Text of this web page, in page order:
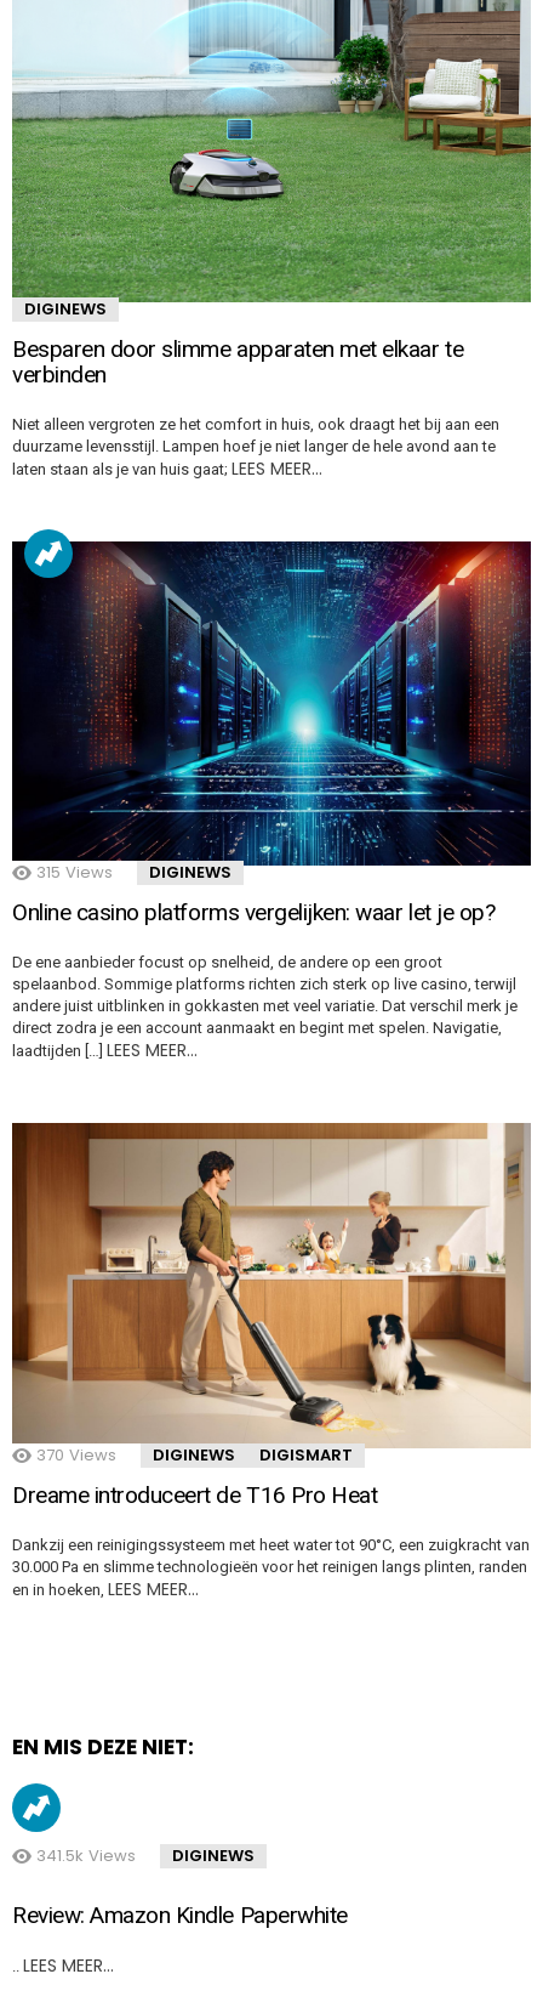
DIGINEWS
Besparen door slimme apparaten met elkaar te
verbinden
Niet alleen vergroten ze het comfort in huis, ook draagt het bij aan een
duurzame levensstijl. Lampen hoef je niet langer de hele avond aan te
laten staan als je van huis gaat; LEES MEER…
315 Views DIGINEWS
Online casino platforms vergelijken: waar let je op?
De ene aanbieder focust op snelheid, de andere op een groot
spelaanbod. Sommige platforms richten zich sterk op live casino, terwijl
andere juist uitblinken in gokkasten met veel variatie. Dat verschil merk je
direct zodra je een account aanmaakt en begint met spelen. Navigatie,
laadtijden […] LEES MEER…
370 Views DIGINEWS DIGISMART
Dreame introduceert de T16 Pro Heat
Dankzij een reinigingssysteem met heet water tot 90°C, een zuigkracht van
30.000 Pa en slimme technologieën voor het reinigen langs plinten, randen
en in hoeken, LEES MEER…
EN MIS DEZE NIET:
341.5k Views DIGINEWS
Review: Amazon Kindle Paperwhite
LEES MEER…